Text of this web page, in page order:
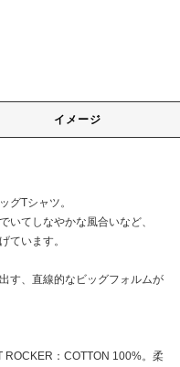
イメージ
グTシャツ。
いてしなやかな風合いなど、
ています。
す、直線的なビッグフォルムが
ROCKER：COTTON 100%。柔